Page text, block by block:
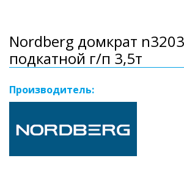
Nordberg домкрат
подкатной г/п 3,5т
Производитель: